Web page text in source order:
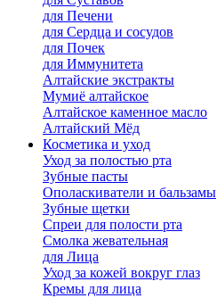
для Печени
для Сердца и сосудов
для Почек
для Иммунитета
Алтайские экстракты
Мумиё алтайское
Алтайское каменное масло
Алтайский Мёд
Косметика и уход
Уход за полостью рта
Зубные пасты
Ополаскиватели и бальзамы
Зубные щетки
Спреи для полости рта
Смолка жевательная
для Лица
Уход за кожей вокруг глаз
Кремы для лица